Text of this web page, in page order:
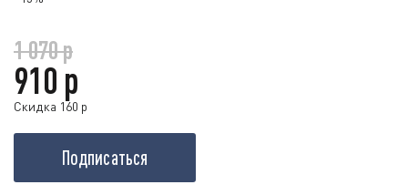
1 070 р
910 р
Скидка 160 р
Подписаться